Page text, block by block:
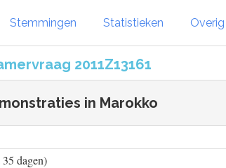
Stemmingen Statistieken
2011Z13161
in Marokko
dagen)